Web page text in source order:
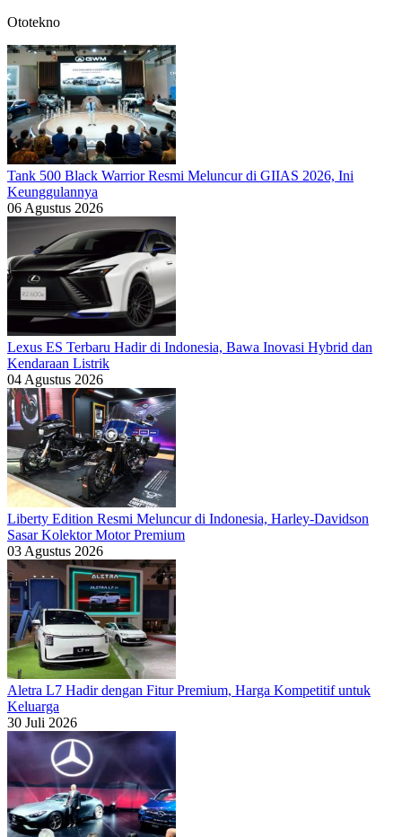
Ototekno
Tank 500 Black Warrior Resmi Meluncur di GIIAS 2026, Ini
Keunggulannya
06 Agustus 2026
Lexus ES Terbaru Hadir di Indonesia, Bawa Inovasi Hybrid dan
Kendaraan Listrik
04 Agustus 2026
Liberty Edition Resmi Meluncur di Indonesia, Harley-Davidson
Sasar Kolektor Motor Premium
03 Agustus 2026
Aletra L7 Hadir dengan Fitur Premium, Harga Kompetitif untuk
Keluarga
30 Juli 2026